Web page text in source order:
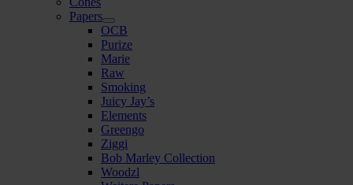
Papers
OCB
Purize
Marie
Raw
Smoking
Juicy Jay’s
Elements
Greengo
Ziggi
Bob Marley Collection
Woodzl